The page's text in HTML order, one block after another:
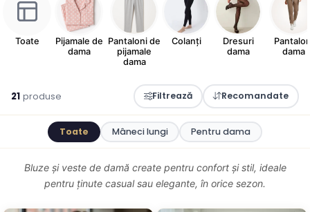
Toate
Pijamale de
dama
Pantaloni de
pijamale
dama
Colanți
Dresuri
dama
dama
21 produse Filtrează Recomandate
Toate Mâneci lungi Pentru dama
Bluze și veste de damă create pentru confort și stil, ideale
pentru ținute casual sau elegante, în orice sezon.